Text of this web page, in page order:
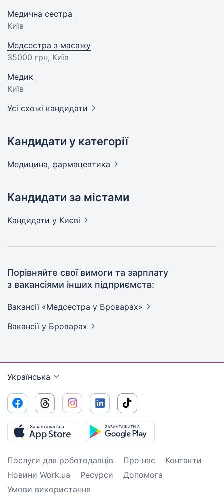
Медична сестра
Київ
Медсестра з масажу
35000 грн, Київ
Медик
Київ
Усі схожі кандидати
Кандидати у категорії
Медицина, фармацевтика
Кандидати за містами
Кандидати у Києві
Порівняйте свої вимоги та зарплату
з вакансіями інших підприємств:
Вакансії «Медсестра у Броварах»
Вакансії у Броварах
Українська
Послуги для роботодавців Про нас
Контакти
Новини Work.ua
Ресурси
Допомога
Умови використання